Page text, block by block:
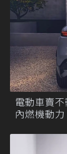
電動車賣
內燃機動力